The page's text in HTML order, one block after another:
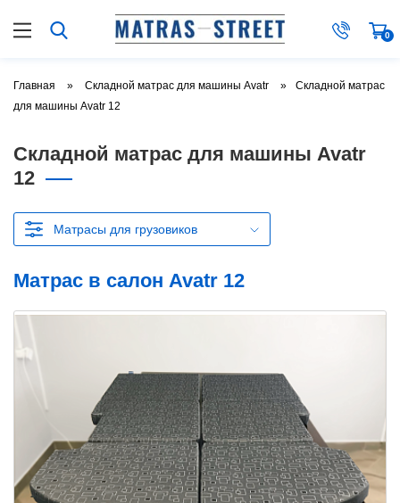
0
Главная Складной матрас для машины Avatr
Складной матрас
для машины Avatr 12
Складной матрас для машины Avatr
12
Матрасы для грузовиков
Матрас в салон Avatr 12